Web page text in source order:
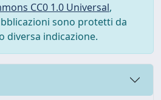
CC0 1.0 Universal,
sono protetti da
diversa indicazione.